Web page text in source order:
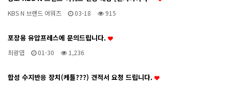
KBS N 브랜드 어워즈 03-18 915
포장용 유압프레스에 문의드립니다.
최광엽 01-30 1,236
합성 수지반응 장치(케틀???) 견적서 요청 드립니다.